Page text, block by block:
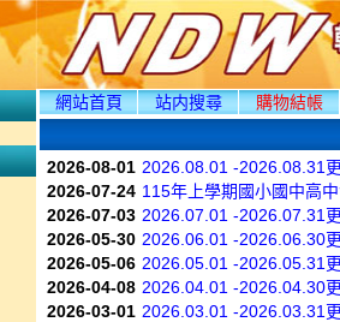
網站首頁 站内搜尋 購物結帳
2026-08-01 2026.08.01 -2026.08.31
2026-07-24 115年上學期國小國中高
2026-07-03 2026.07.01 -2026.07.31
2026-05-30 2026.06.01 -2026.06.30
2026-05-06 2026.05.01 -2026.05.31
2026-04-08 2026.04.01 -2026.04.30
2026-03-01 2026.03.01 -2026.03.31